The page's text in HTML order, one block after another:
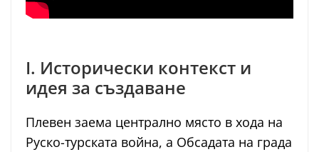
I. Исторически контекст и
идея за създаване
Плевен заема централно място в хода на
Руско-турската война, а Обсадата на града